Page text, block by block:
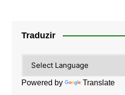
Traduzir
Powered by Translate